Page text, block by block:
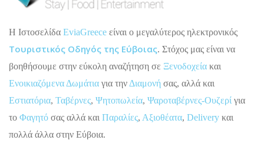
H Ιστοσελίδα EviaGreece είναι ο μεγαλύτερος ηλεκτρονικός
Τουριστικός Οδηγός της Εύβοιας. Στόχος μας είναι να
βοηθήσουμε στην εύκολη αναζήτηση σε Ξενοδοχεία και
Ενοικιαζόμενα Δωμάτια για την Διαμονή σας, αλλά και
Εστιατόρια, Ταβέρνες, Ψητοπωλεία, Ψαροταβέρνες-Ουζερί για
το Φαγητό σας αλλά και Παραλίες, Αξιοθέατα, Delivery και
πολλά άλλα στην Εύβοια.